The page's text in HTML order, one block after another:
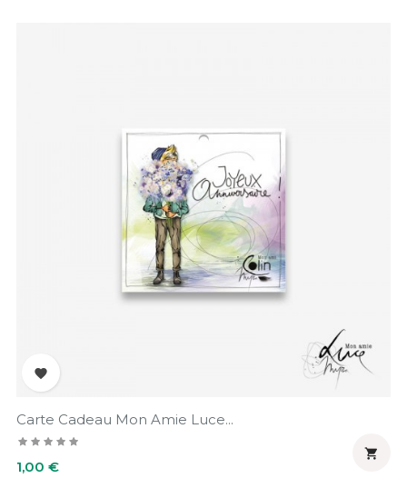

Carte Cadeau Mon Amie Luce...
Prix
1,00 €
